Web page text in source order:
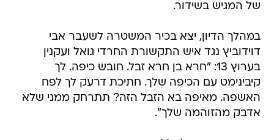
של המגיש בשידור.
במהלך הדיון, יצא בכיר המשטרה לשעבר אבי
דוידוביץ נגד איש התקשורת החרדי גואל ועקנין
בערוץ 13: "חרא בן חרא זבל. חובש כיפה. לך
קיבינימט עם הכיפה שלך. חתיכת דרעק לך לפח
האשפה. מאיפה בא הזבל הזה? תתרחק ממני שלא
אדבק מהזוהמה שלך".